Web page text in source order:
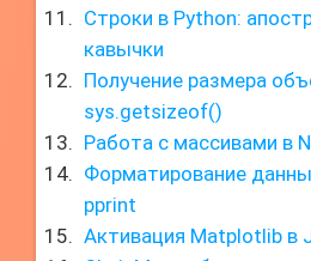
Строки в Python:
кавычки
Получение размера
sys.getsizeof()
Работа с массивами в
Форматирование
pprint
Активация Matplotlib в